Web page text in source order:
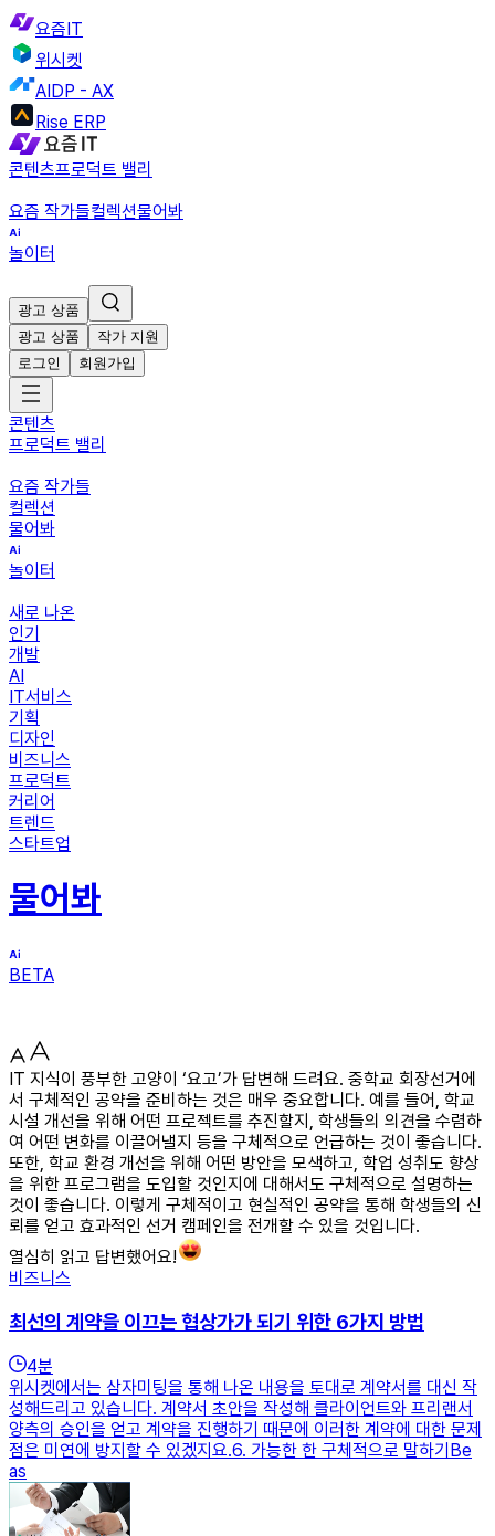
요즘IT
위시켓
AIDP - AX
Rise ERP
콘텐츠프로덕트 밸리
요즘 작가들컬렉션물어봐
놀이터
광고 상품
광고 상품
작가 지원
로그인
회원가입
콘텐츠
프로덕트 밸리
요즘 작가들
컬렉션
물어봐
놀이터
새로 나온
인기
개발
AI
IT서비스
기획
디자인
비즈니스
프로덕트
커리어
트렌드
스타트업
물어봐
BETA
IT 지식이 풍부한 고양이 ‘요고’가 답변해 드려요. 중학교 회장선거에
서 구체적인 공약을 준비하는 것은 매우 중요합니다. 예를 들어, 학교
시설 개선을 위해 어떤 프로젝트를 추진할지, 학생들의 의견을 수렴하
여 어떤 변화를 이끌어낼지 등을 구체적으로 언급하는 것이 좋습니다.
또한, 학교 환경 개선을 위해 어떤 방안을 모색하고, 학업 성취도 향상
을 위한 프로그램을 도입할 것인지에 대해서도 구체적으로 설명하는
것이 좋습니다. 이렇게 구체적이고 현실적인 공약을 통해 학생들의 신
뢰를 얻고 효과적인 선거 캠페인을 전개할 수 있을 것입니다.
열심히 읽고 답변했어요!
비즈니스
최선의 계약을 이끄는 협상가가 되기 위한 6가지 방법
4분
위시켓에서는 삼자미팅을 통해 나온 내용을 토대로 계약서를 대신 작
성해드리고 있습니다. 계약서 초안을 작성해 클라이언트와 프리랜서
양측의 승인을 얻고 계약을 진행하기 때문에 이러한 계약에 대한 문제
점은 미연에 방지할 수 있겠지요.6. 가능한 한 구체적으로 말하기Be
as